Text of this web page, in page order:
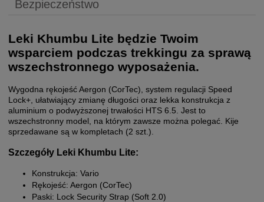
Bezpieczeństwo
Leki Khumbu Lite będzie Twoim
wsparciem podczas trekkingu za sprawą
wszechstronnego wyposażenia.
Wygodna rękojeść Aergon (CorTec), system regulacji Speed
Lock+, ułatwiający zmianę długości oraz lekka konstrukcja z
aluminium o podwyższonej trwałości HTS 6.5. Jest to
wszechstronny model, na którym zawsze można polegać. Kije
sprzedawane są w kompletach (2 szt.).
Szczegóły Leki Khumbu Lite:
Konstrukcja: Vario
Rękojeść: Aergon (CorTec)
Paski: Lock Security Strap (Soft 2.0)